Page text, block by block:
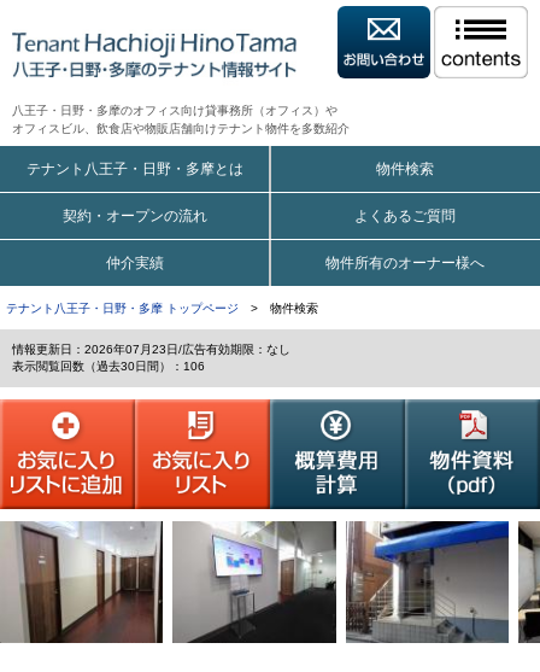
八王子・日野・多摩のオフィス向け貸事務所（オフィス）や
オフィスビル、飲食店や物販店舗向けテナント物件を多数紹介
テナント八王子・日野・多摩とは 物件検索
契約・オープンの流れ よくあるご質問
仲介実績 物件所有のオーナー様へ
テナント八王子・日野・多摩 トップページ > 物件検索
情報更新日：2026年07月23日/広告有効期限：なし
表示閲覧回数（過去30日間）：106